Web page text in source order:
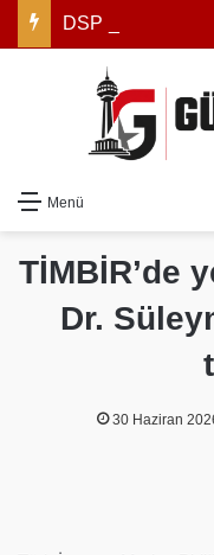
Menü
TİMBİR’de
Dr.
30 Haziran